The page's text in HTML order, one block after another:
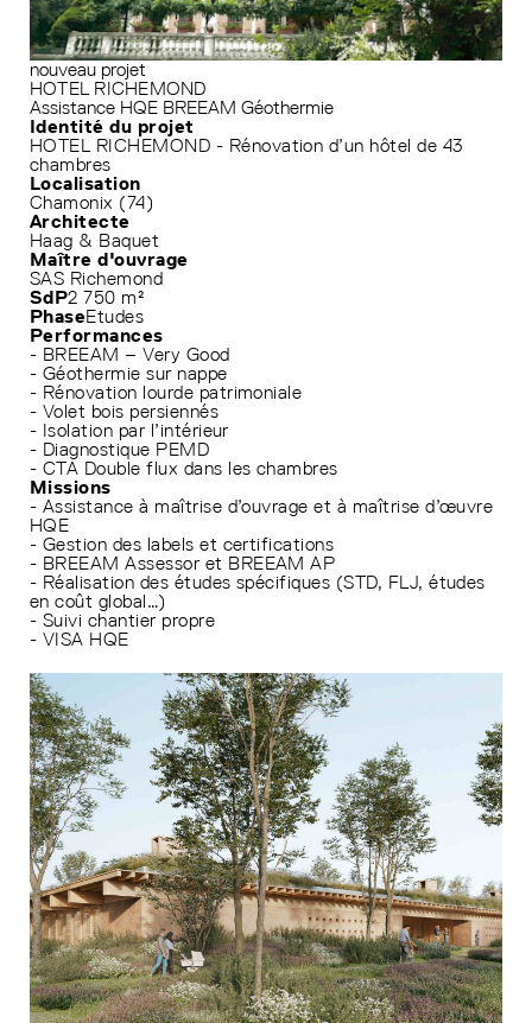
nouveau projet
HOTEL RICHEMOND
Assistance HQE BREEAM Géothermie
Identité du projet
HOTEL RICHEMOND - Rénovation d’un hôtel de 43
chambres
Localisation
Chamonix (74)
Architecte
Haag & Baquet
Maître d'ouvrage
SAS Richemond
SdP2 750 m²
PhaseEtudes
Performances
- BREEAM – Very Good
- Géothermie sur nappe
- Rénovation lourde patrimoniale
- Volet bois persiennés
- Isolation par l’intérieur
- Diagnostique PEMD
- CTA Double flux dans les chambres
Missions
- Assistance à maîtrise d’ouvrage et à maîtrise d’œuvre
HQE
- Gestion des labels et certifications
- BREEAM Assessor et BREEAM AP
- Réalisation des études spécifiques (STD, FLJ, études
en coût global…)
- Suivi chantier propre
- VISA HQE